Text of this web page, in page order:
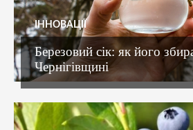
ІННОВАЦІЇ
Березовий сік: як його
Чернігівщині